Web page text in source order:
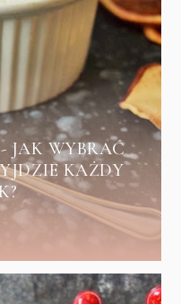
JAK WYBRAĆ
KAŻDY